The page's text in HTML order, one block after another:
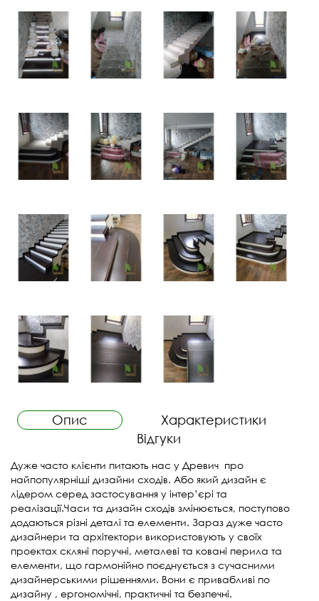
Опис
Характеристики
Відгуки
Дуже часто клієнти питають нас у Древич про
найпопулярніші дизайни сходів. Або який дизайн є
лідером серед застосування у інтер’єрі та
реалізації.Часи та дизайн сходів змінюється, поступово
додаються різні деталі та елементи. Зараз дуже часто
дизайнери та архітектори використовують у своїх
проектах скляні поручні, металеві та ковані перила та
елементи, що гармонійно поєднується з сучасними
дизайнерськими рішеннями. Вони є привабливі по
дизайну , ергономічні, практичні та безпечні.